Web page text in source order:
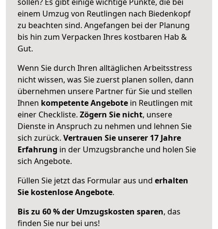
einem Umzug von Reutlingen nach Biedenkopf
zu beachten sind. Angefangen bei der Planung
bis hin zum Verpacken Ihres kostbaren Hab &
Gut.
Wenn Sie durch Ihren alltäglichen Arbeitsstress
nicht wissen, was Sie zuerst planen sollen, dann
übernehmen unsere Partner für Sie und stellen
Ihnen kompetente Angebote in Reutlingen mit
einer Checkliste. Zögern Sie nicht, unsere
Dienste in Anspruch zu nehmen und lehnen Sie
sich zurück. Vertrauen Sie unserer 17 Jahre
Erfahrung in der Umzugsbranche und holen Sie
sich Angebote.
Füllen Sie jetzt das Formular aus und erhalten
Sie kostenlose Angebote.
Bis zu 60 % der Umzugskosten sparen, das
finden Sie nur bei uns!